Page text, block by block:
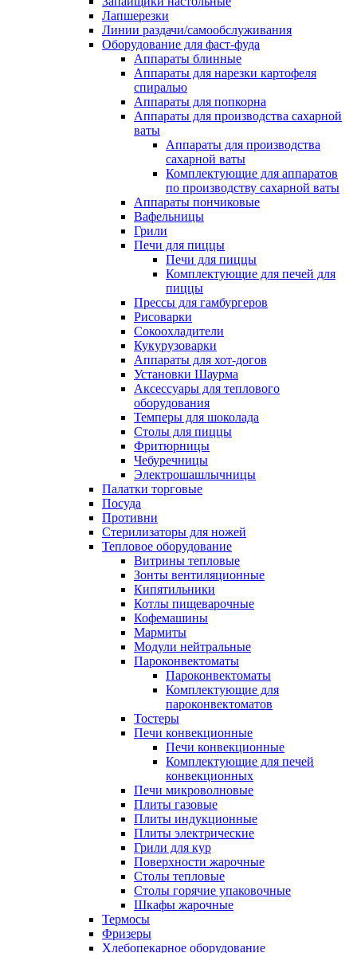
Лапшерезки
Линии раздачи/самообслуживания
Оборудование для фаст-фуда
Аппараты блинные
Аппараты для нарезки картофеля
спиралью
Аппараты для попкорна
Аппараты для производства сахарной
ваты
Аппараты для производства
сахарной ваты
Комплектующие для аппаратов
по производству сахарной ваты
Аппараты пончиковые
Вафельницы
Грили
Печи для пиццы
Печи для пиццы
Комплектующие для печей для
пиццы
Прессы для гамбургеров
Рисоварки
Сокоохладители
Кукурузоварки
Аппараты для хот-догов
Установки Шаурма
Аксессуары для теплового
оборудования
Темперы для шоколада
Столы для пиццы
Фритюрницы
Чебуречницы
Электрошашлычницы
Палатки торговые
Посуда
Противни
Стерилизаторы для ножей
Тепловое оборудование
Витрины тепловые
Зонты вентиляционные
Кипятильники
Котлы пищеварочные
Кофемашины
Мармиты
Модули нейтральные
Пароконвектоматы
Пароконвектоматы
Комплектующие для
пароконвектоматов
Тостеры
Печи конвекционные
Печи конвекционные
Комплектующие для печей
конвекционных
Печи микроволновые
Плиты газовые
Плиты индукционные
Плиты электрические
Грили для кур
Поверхности жарочные
Столы тепловые
Столы горячие упаковочные
Шкафы жарочные
Термосы
Фризеры
Хлебопекарное оборудование